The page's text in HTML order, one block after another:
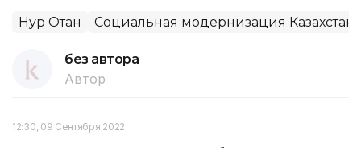
Нур Отан Социальная модернизация Казахстана
без автора
Автор
12:30, 09 Сентября 2022